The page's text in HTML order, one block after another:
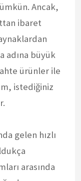
Ancak,
ibaret
adına büyük
ürünler ile
istediğiniz
gelen hızlı
arasında